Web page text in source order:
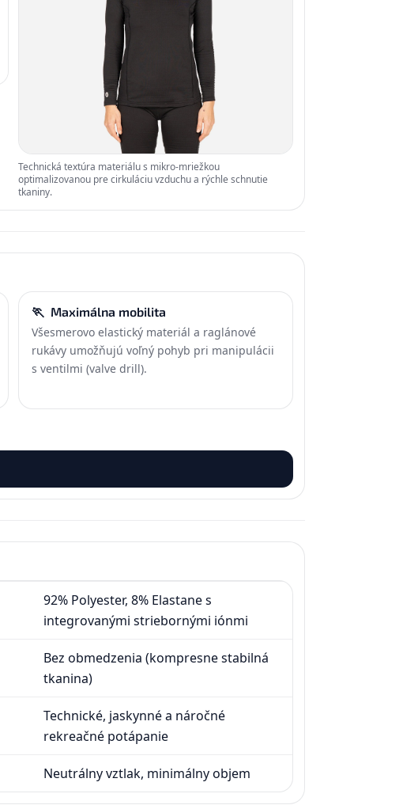
Technická textúra materiálu s mikro-mriežkou
optimalizovanou pre cirkuláciu vzduchu a rýchle schnutie
tkaniny.
🏃 Maximálna mobilita
Všesmerovo elastický materiál a raglánové
rukávy umožňujú voľný pohyb pri manipulácii
s ventilmi (valve drill).
92% Polyester, 8% Elastane s
integrovanými striebornými iónmi
Bez obmedzenia (kompresne stabilná
tkanina)
Technické, jaskynné a náročné
rekreačné potápanie
Neutrálny vztlak, minimálny objem